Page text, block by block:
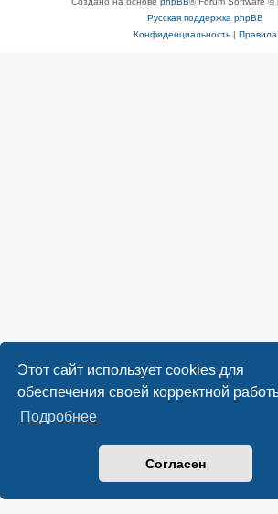
Этот сайт использует cookies для
обеспечения своей корректной
Подробнее
Согласен
Русская поддержка phpBB
Конфиденциальность| Правила